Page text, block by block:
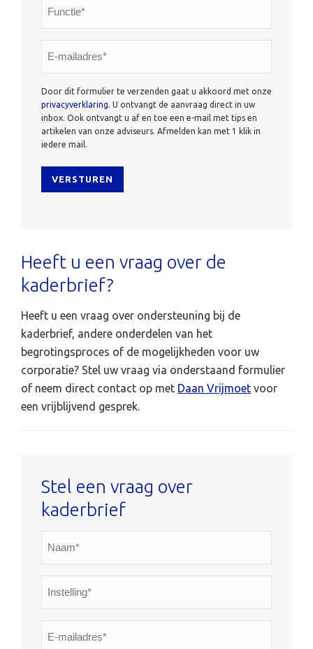
Door dit formulier te verzenden gaat u akkoord met onze
privacyverklaring. U ontvangt de aanvraag direct in uw
inbox. Ook ontvangt u af en toe een e-mail met tips en
artikelen van onze adviseurs. Afmelden kan met 1 klik in
iedere mail.
Heeft u een vraag over de
kaderbrief​?
Heeft u een vraag over ondersteuning bij de
kaderbrief, andere onderdelen van het
begrotingsproces of de mogelijkheden voor uw
corporatie? Stel uw vraag via onderstaand formulier
of neem direct contact op met Daan Vrijmoet voor
een vrijblijvend gesprek.
Stel een vraag over
kaderbrief